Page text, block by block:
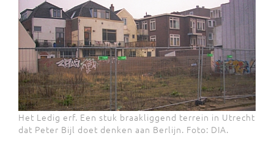
Het Ledig erf. Een stuk braakliggend terrein in Utrecht
dat Peter Bijl doet denken aan Berlijn. Foto: DIA.